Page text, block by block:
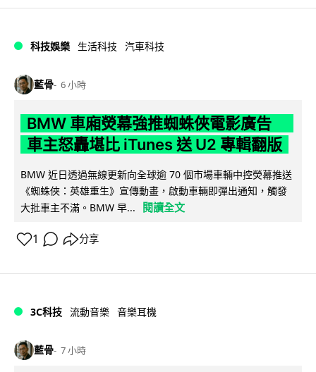
科技娛樂 生活科技 汽車科技
藍骨 6 小時
BMW 車廂熒幕強推蜘蛛俠電影廣告
車主怒轟堪比 iTunes 送 U2 專輯翻版
BMW 近日透過無線更新向全球逾 70 個市場車輛中控熒幕推送
《蜘蛛俠：英雄重生》宣傳動畫，啟動車輛即彈出通知，觸發
大批車主不滿。BMW 早...
閱讀全文
1 分享
3C科技 流動音樂 音樂耳機
藍骨 7 小時